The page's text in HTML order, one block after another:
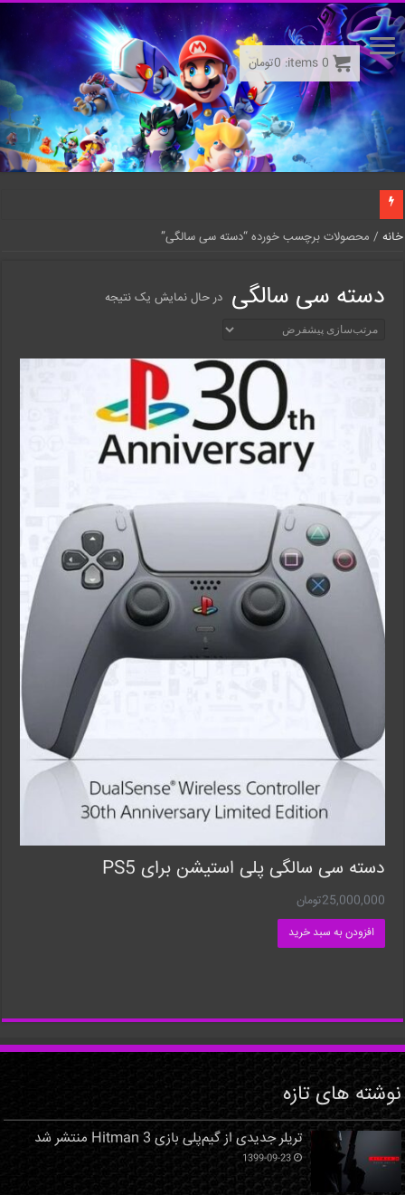
خانه / محصولات برچسب خورده “دسته سی سالگی”
دسته سی سالگی در حال نمایش یک نتیجه
دسته سی سالگی پلی استیشن برای PS5
25,000,000تومان
افزودن به سبد خرید
نوشته های تازه
تریلر جدیدی از گیم‌پلی بازی Hitman 3 منتشر شد
1399-09-23
0
items:
0تومان